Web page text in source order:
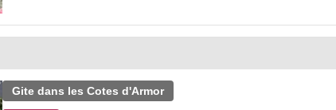
Gite dans les Cotes d'Armor